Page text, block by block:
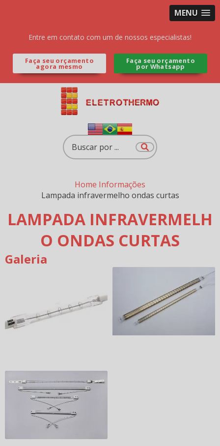
MENU
Entre em contato com um de nossos especialistas!
Faça seu orçamento
agora mesmo
Faça seu orçamento
por Whatsapp
Home Informações
Lampada infravermelho ondas curtas
LAMPADA INFRAVERMELH
O ONDAS CURTAS
Galeria